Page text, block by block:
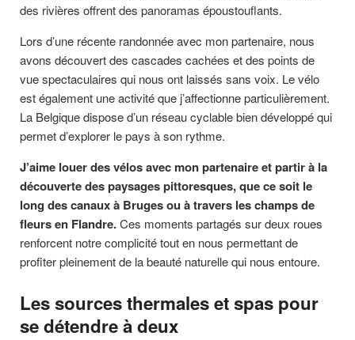
des rivières offrent des panoramas époustouflants.
Lors d’une récente randonnée avec mon partenaire, nous
avons découvert des cascades cachées et des points de
vue spectaculaires qui nous ont laissés sans voix. Le vélo
est également une activité que j’affectionne particulièrement.
La Belgique dispose d’un réseau cyclable bien développé qui
permet d’explorer le pays à son rythme.
J’aime louer des vélos avec mon partenaire et partir à la
découverte des paysages pittoresques, que ce soit le
long des canaux à Bruges ou à travers les champs de
fleurs en Flandre.Ces moments partagés sur deux roues
renforcent notre complicité tout en nous permettant de
profiter pleinement de la beauté naturelle qui nous entoure.
Les sources thermales et spas pour
se détendre à deux